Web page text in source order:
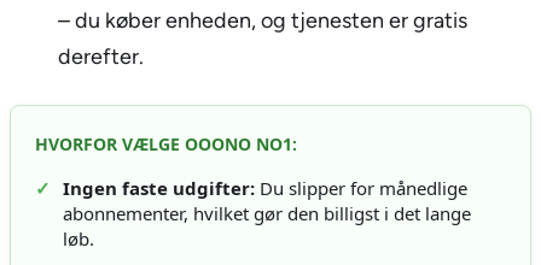
– du køber enheden, og tjenesten er gratis
derefter.
HVORFOR VÆLGE OOONO NO1:
✓ Ingen faste udgifter: Du slipper for månedlige
abonnementer, hvilket gør den billigst i det lange
løb.